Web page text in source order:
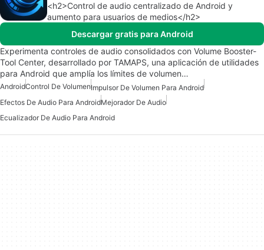
<h2>Control de audio centralizado de Android y
aumento para usuarios de medios</h2>
Descargar gratis para Android
Experimenta controles de audio consolidados con Volume Booster-
Tool Center, desarrollado por TAMAPS, una aplicación de utilidades
para Android que amplía los límites de volumen…
AndroidControl De VolumenImpulsor De Volumen Para Android
Efectos De Audio Para AndroidMejorador De Audio
Ecualizador De Audio Para Android